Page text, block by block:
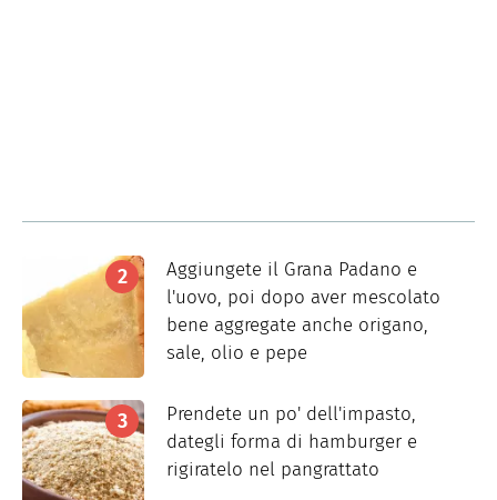
Aggiungete il Grana Padano e
l'uovo, poi dopo aver mescolato
bene aggregate anche origano,
sale, olio e pepe
Prendete un po' dell'impasto,
dategli forma di hamburger e
rigiratelo nel pangrattato